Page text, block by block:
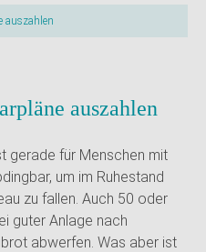
auszahlen
auszahlen
gerade für Menschen mit
um im Ruhestand
zu fallen. Auch 50 oder
guter Anlage nach
abwerfen. Was aber ist